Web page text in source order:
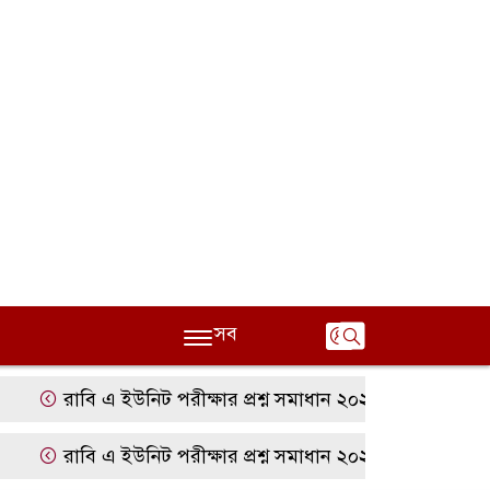
সব
রাবি এ ইউনিট পরীক্ষার প্রশ্ন সমাধান ২০২৫ | RU A Unit
রাবি এ ইউনিট পরীক্ষার প্রশ্ন সমাধান ২০২৫ | RU A Unit